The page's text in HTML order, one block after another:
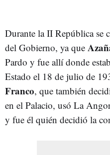
Durante la II República se
del Gobierno, ya que
Pardo y fue allí donde
Estado el 18 de julio de
Franco, que también
en el Palacio, usó La
y fue él quién decidió la